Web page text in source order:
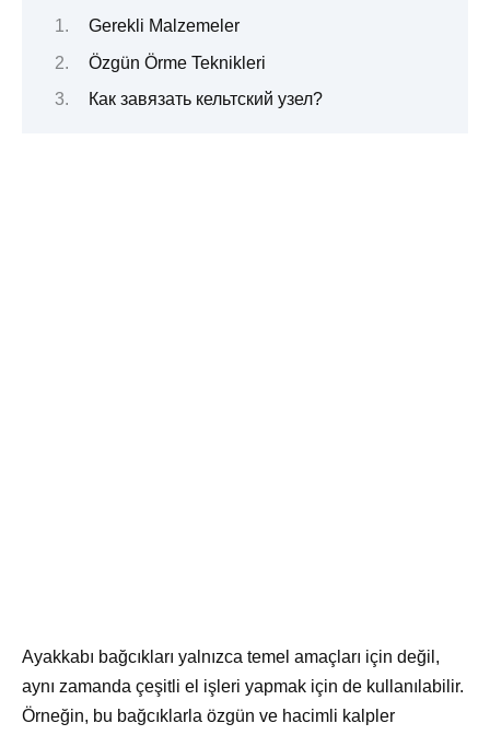
Gerekli Malzemeler
Özgün Örme Teknikleri
Как завязать кельтский узел?
Ayakkabı bağcıkları yalnızca temel amaçları için değil,
aynı zamanda çeşitli el işleri yapmak için de kullanılabilir.
Örneğin, bu bağcıklarla özgün ve hacimli kalpler